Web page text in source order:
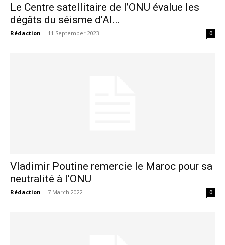
Le Centre satellitaire de l’ONU évalue les
dégâts du séisme d’Al...
Rédaction - 11 September 2023 0
Vladimir Poutine remercie le Maroc pour sa
neutralité à l’ONU
Rédaction - 7 March 2022 0